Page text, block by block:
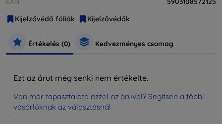
Kijelzővédő fóliák
Kijelzővédők
Értékelés (0) Kedvezményes csomag
Ezt az árut még senki nem értékelte.
Van már tapasztalata ezzel az áruval? Segítsen a többi
vásárlóknak az választásnál
.